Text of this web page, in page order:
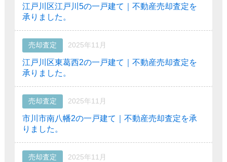
江戸川区江戸川5の一戸建て｜不動産売却査定を
承りました。
売却査定 2025年11月
江戸川区東葛西2の一戸建て｜不動産売却査定を
承りました。
売却査定 2025年11月
市川市南八幡2の一戸建て｜不動産売却査定を承
りました。
売却査定 2025年11月